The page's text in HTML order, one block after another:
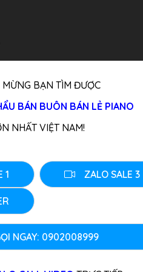
LIÊN HỆ
piano ở
đàn piano ở Hà Nội
MỪNG BẠN TÌM ĐƯỢC
BÁN BUÔN BÁN LẺ PIANO
NHẤT VIỆT NAM!
1 ZALO SALE 3
NGAY: 0902008999